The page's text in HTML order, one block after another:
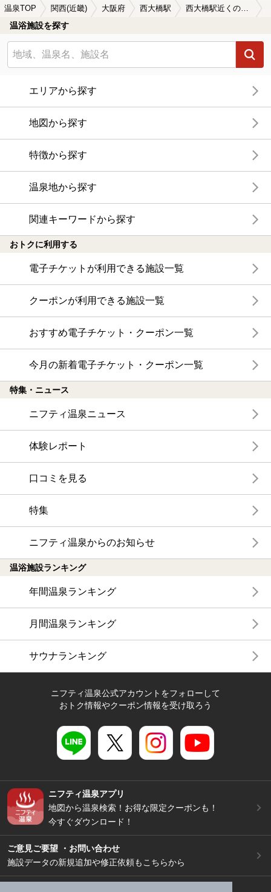
温泉TOP 関西(近畿) 大阪府 西大橋駅
温浴施設を探す
エリアから探す
地図から探す
特徴から探す
温泉地から探す
関連キーワードから探す
おトクに利用する
電子チケットが利用できる施設一覧
クーポンが利用できる施設一覧
おすすめ電子チケット・クーポン一覧
今月の新着電子チケット・クーポン一覧
特集・ニュース
ニフティ温泉ニュース
体験レポート
口コミを見る
特集
ニフティ温泉からのお知らせ
温浴施設ランキング
年間温泉ランキング
月間温泉ランキング
サウナランキング
ニフティ温泉公式アカウントをフォローして
おトク情報やクーポン情報を受け取ろう
ニフティ温泉アプリ
地図から温泉検索！お得な限定クーポンも！
今すぐダウンロード！
ご意見ご要望 ・お問い合わせ
施設データの新規追加や修正依頼もこちらから